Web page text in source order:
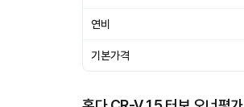
연비
기본가격